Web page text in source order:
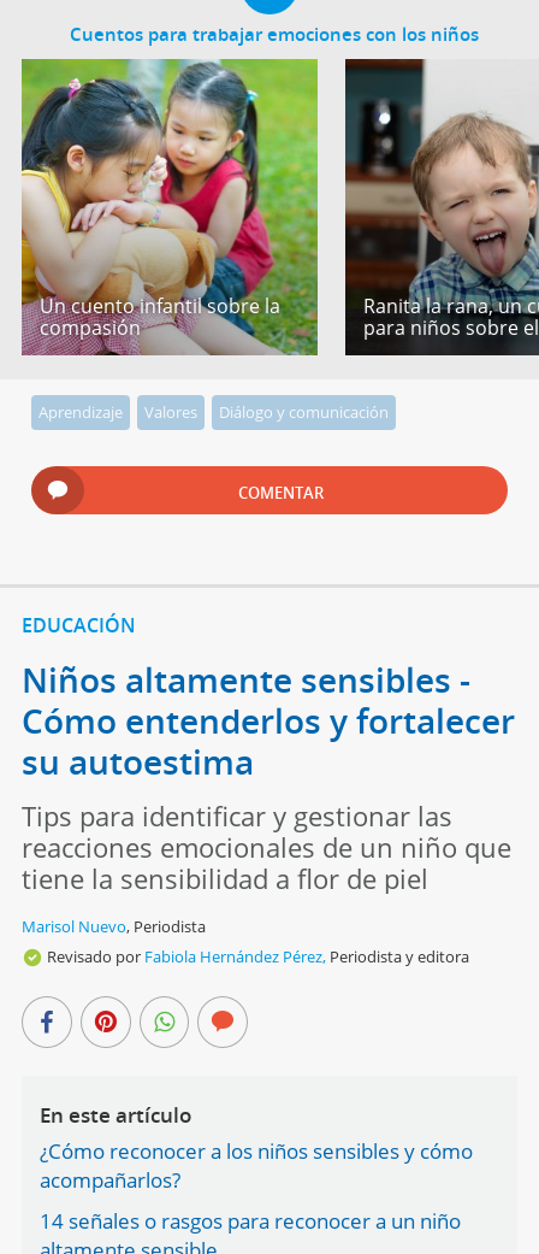
Cuentos para trabajar emociones con los niños
Un cuento infantil sobre la
compasión
Ranita la rana, un
para niños sobre
Aprendizaje Valores Diálogo y comunicación
COMENTAR
EDUCACIÓN
Niños altamente sensibles -
Cómo entenderlos y fortalecer
su autoestima
Tips para identificar y gestionar las
reacciones emocionales de un niño que
tiene la sensibilidad a flor de piel
Marisol Nuevo, Periodista
Revisado por Fabiola Hernández Pérez, Periodista y editora
En este artículo
¿Cómo reconocer a los niños sensibles y cómo
acompañarlos?
14 señales o rasgos para reconocer a un niño